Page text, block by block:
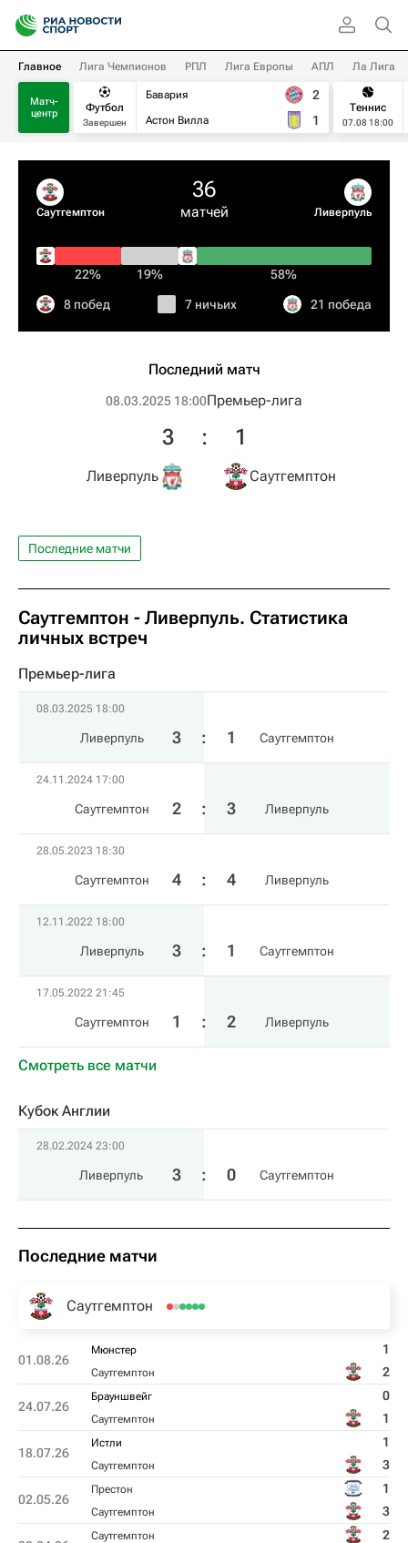
Главное Лига Чемпионов РПЛ Лига Европы АПЛ Ла Лига
Матч-
центр
Футбол
Завершен
Бавария
Астон Вилла
2
1
Теннис
07.08 18:00
Саутгемптон
36
матчей Ливерпуль
22% 19% 58%
8 побед 7 ничьих 21 победа
Последний матч
08.03.2025 18:00Премьер-лига
Ливерпуль
3 : 1
Саутгемптон
Последние матчи
Саутгемптон - Ливерпуль. Статистика
личных встреч
Премьер-лига
08.03.2025 18:00
Ливерпуль 3 : 1 Саутгемптон
24.11.2024 17:00
Саутгемптон 2 : 3 Ливерпуль
28.05.2023 18:30
Саутгемптон 4 : 4 Ливерпуль
12.11.2022 18:00
Ливерпуль 3 : 1 Саутгемптон
17.05.2022 21:45
Саутгемптон 1 : 2 Ливерпуль
Смотреть все матчи
Кубок Англии
28.02.2024 23:00
Ливерпуль 3 : 0 Саутгемптон
Последние матчи
Саутгемптон
01.08.26
Мюнстер 1
Саутгемптон 2
24.07.26
Брауншвейг 0
Саутгемптон 1
18.07.26
Истли 1
Саутгемптон 3
02.05.26
Престон 1
Саутгемптон 3
Саутгемптон 2